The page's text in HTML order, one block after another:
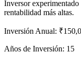
Inversor
rentabilidad más altas.
Inversión Anual:
Años de Inversión: 15